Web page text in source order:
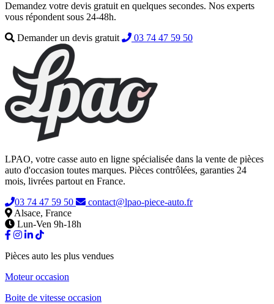
Demandez votre devis gratuit en quelques secondes. Nos experts
vous répondent sous 24-48h.
Demander un devis gratuit
03 74 47 59 50
LPAO, votre casse auto en ligne spécialisée dans la vente de pièces
auto d'occasion toutes marques. Pièces contrôlées, garanties 24
mois, livrées partout en France.
03 74 47 59 50
contact@lpao-piece-auto.fr
Alsace, France
Lun-Ven 9h-18h
Pièces auto les plus vendues
Moteur occasion
Boite de vitesse occasion